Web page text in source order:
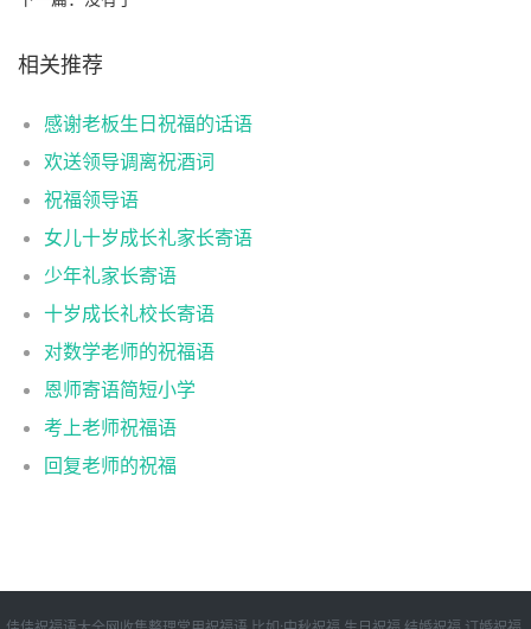
相关推荐
感谢老板生日祝福的话语
欢送领导调离祝酒词
祝福领导语
女儿十岁成长礼家长寄语
少年礼家长寄语
十岁成长礼校长寄语
对数学老师的祝福语
恩师寄语简短小学
考上老师祝福语
回复老师的祝福